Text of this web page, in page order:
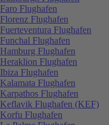
Faro Flughafen
Florenz Flughafen
Fuerteventura Flughafen
Funchal Flughafen
Hamburg Flughafen
Heraklion Flughafen
Ibiza Flughafen
Kalamata Flughafen
Karpathos Flughafen
Keflavik Flughafen (KEF)
Korfu Flughafen